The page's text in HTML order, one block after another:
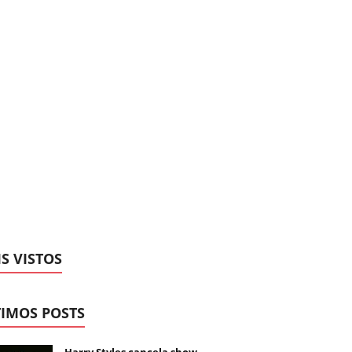
VISTOS
POSTS